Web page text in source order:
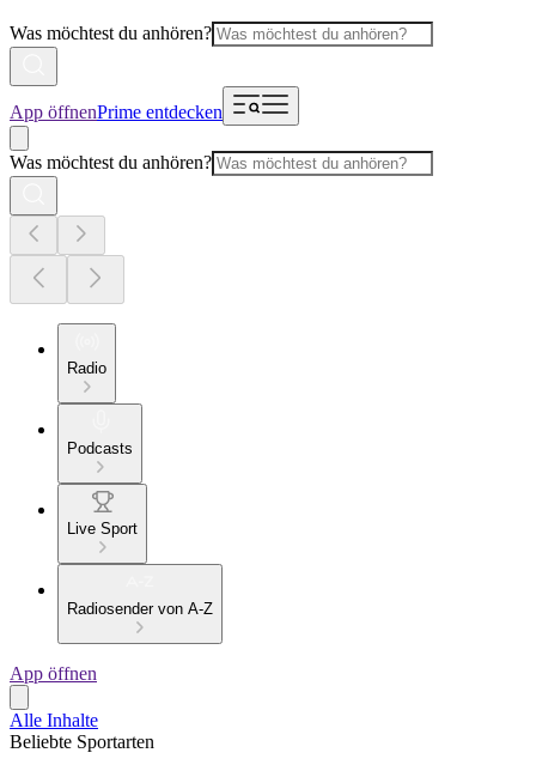
Was möchtest du anhören?
App öffnenPrime entdecken
Was möchtest du anhören?
Radio
Podcasts
Live Sport
Radiosender von A-Z
App öffnen
Alle Inhalte
Beliebte Sportarten